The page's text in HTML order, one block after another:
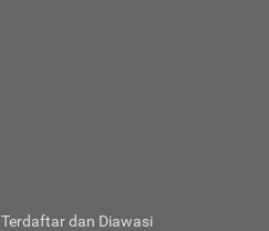
Terdaftar dan Diawasi